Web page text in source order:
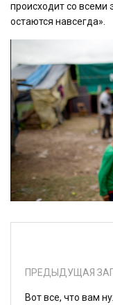
происходит со всеми
остаются навсегда».
ПРЕДЫДУЩАЯ
Вот все, что вам